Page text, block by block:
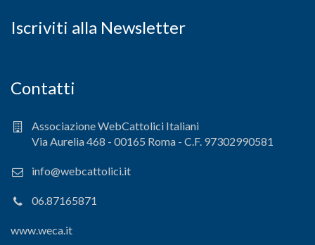
Iscriviti alla Newsletter
Contatti
Associazione WebCattolici Italiani
Via Aurelia 468 - 00165 Roma - C.F. 97302990581
info@webcattolici.it
06.87165871
www.weca.it